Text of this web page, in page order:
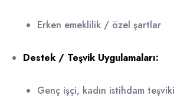
Erken emeklilik / özel şartlar
Destek / Teşvik Uygulamaları:
Genç işçi, kadın istihdam teşviki